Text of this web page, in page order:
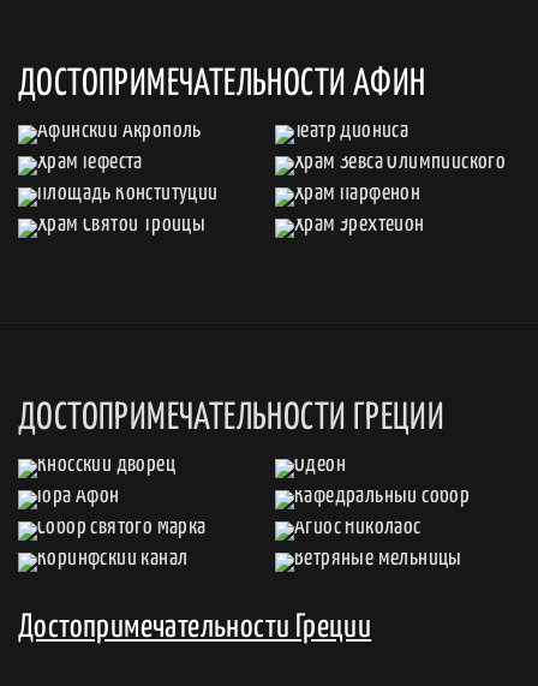
ДОСТОПРИМЕЧАТЕЛЬНОСТИ АФИН
ДОСТОПРИМЕЧАТЕЛЬНОСТИ ГРЕЦИИ
Достопримечательности Греции